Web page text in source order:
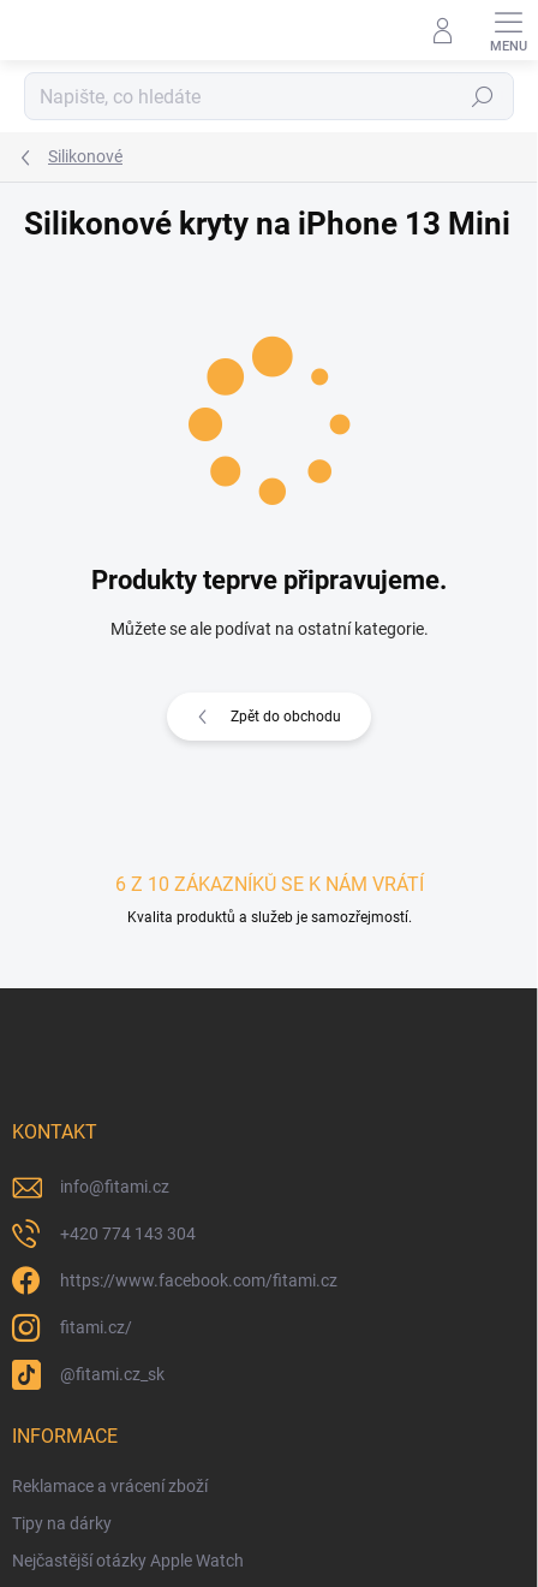
Hledat
Silikonové
Silikonové kryty na iPhone 13 Mini
Produkty teprve připravujeme.
Můžete se ale podívat na ostatní kategorie.
Zpět do obchodu
6 Z 10 ZÁKAZNÍKŮ SE K NÁM VRÁTÍ
Kvalita produktů a služeb je samozřejmostí.
KONTAKT
info@fitami.cz
+420 774 143 304
https://www.facebook.com/fitami.cz
fitami.cz/
@fitami.cz_sk
INFORMACE
Reklamace a vrácení zboží
Tipy na dárky
Nejčastější otázky Apple Watch